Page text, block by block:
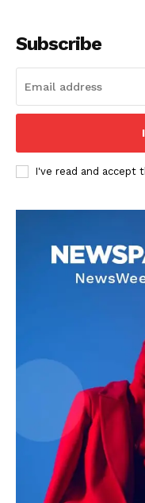
AIN NEWS
Contact Us
Privacy Policy
Terms of Use
Facebook
X
Subscribe
I've read and accept